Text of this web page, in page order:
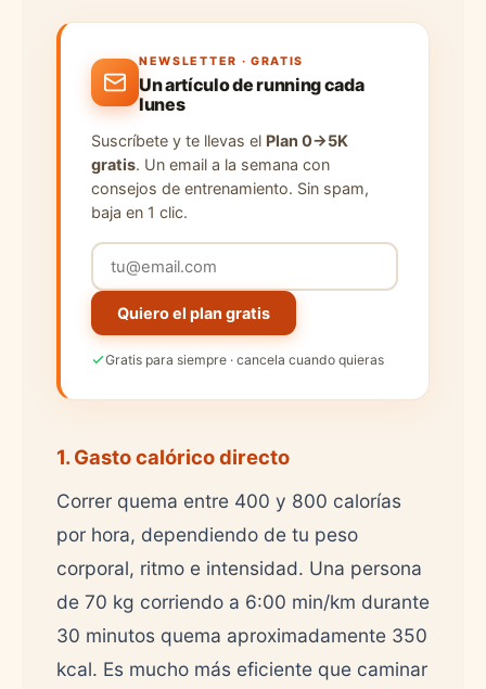
NEWSLETTER · GRATIS
Un artículo de running cada
lunes
Suscríbete y te llevas el Plan 0→5K
gratis. Un email a la semana con
consejos de entrenamiento. Sin spam,
baja en 1 clic.
Quiero el plan gratis
Gratis para siempre · cancela cuando quieras
1. Gasto calórico directo
Correr quema entre 400 y 800 calorías
por hora, dependiendo de tu peso
corporal, ritmo e intensidad. Una persona
de 70 kg corriendo a 6:00 min/km durante
30 minutos quema aproximadamente 350
kcal. Es mucho más eficiente que caminar